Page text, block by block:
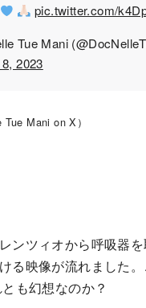
pic.twitter.com/
Tue Mani
2023
Tue Mani on X）
ンツィオから呼吸器
る映像が流れました
も幻想なのか？